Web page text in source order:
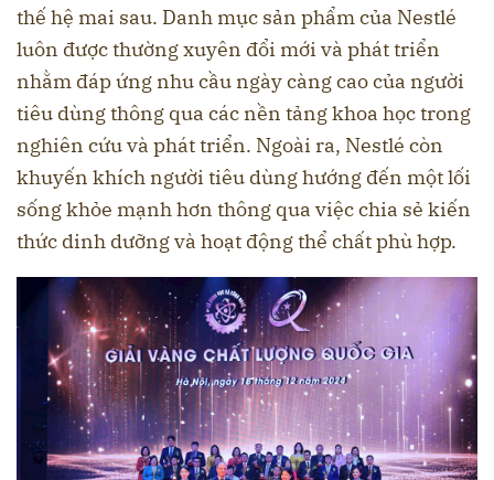
thế hệ mai sau. Danh mục sản phẩm của Nestlé
luôn được thường xuyên đổi mới và phát triển
nhằm đáp ứng nhu cầu ngày càng cao của người
tiêu dùng thông qua các nền tảng khoa học trong
nghiên cứu và phát triển. Ngoài ra, Nestlé còn
khuyến khích người tiêu dùng hướng đến một lối
sống khỏe mạnh hơn thông qua việc chia sẻ kiến
thức dinh dưỡng và hoạt động thể chất phù hợp.